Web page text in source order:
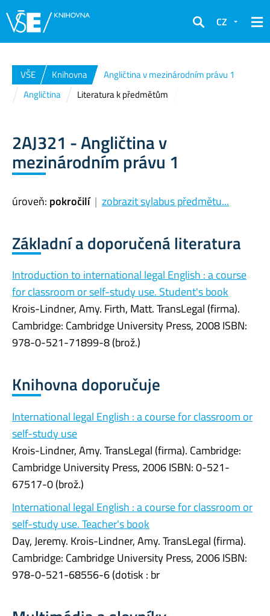
Hledat
CZ
VŠE Knihovna
Angličtina v mezinárodním právu 1
Angličtina
Literatura k předmětům
2AJ321 - Angličtina v
mezinárodním právu 1
úroveň: pokročilí | zobrazit sylabus předmětu...
Základní a doporučená literatura
Introduction to international legal English : a course
for classroom or self-study use. Student's book
Krois-Lindner, Amy. Firth, Matt. TransLegal (firma).
Cambridge: Cambridge University Press, 2008 ISBN:
978-0-521-71899-8 (brož.)
Knihovna doporučuje
International legal English : a course for classroom or
self-study use
Krois-Lindner, Amy. TransLegal (firma). Cambridge:
Cambridge University Press, 2006 ISBN: 0-521-
67517-0 (brož.)
International legal English : a course for classroom or
self-study use. Teacher's book
Day, Jeremy. Krois-Lindner, Amy. TransLegal (firma).
Cambridge: Cambridge University Press, 2006 ISBN:
978-0-521-68556-6 (dotisk : br